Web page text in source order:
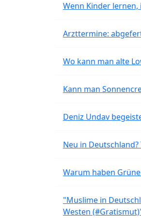
Wenn Kinder
Arzttermine:
Wo kann man alte
Kann man
Deniz Undav
Neu in
Warum haben
"Muslime in
Westen